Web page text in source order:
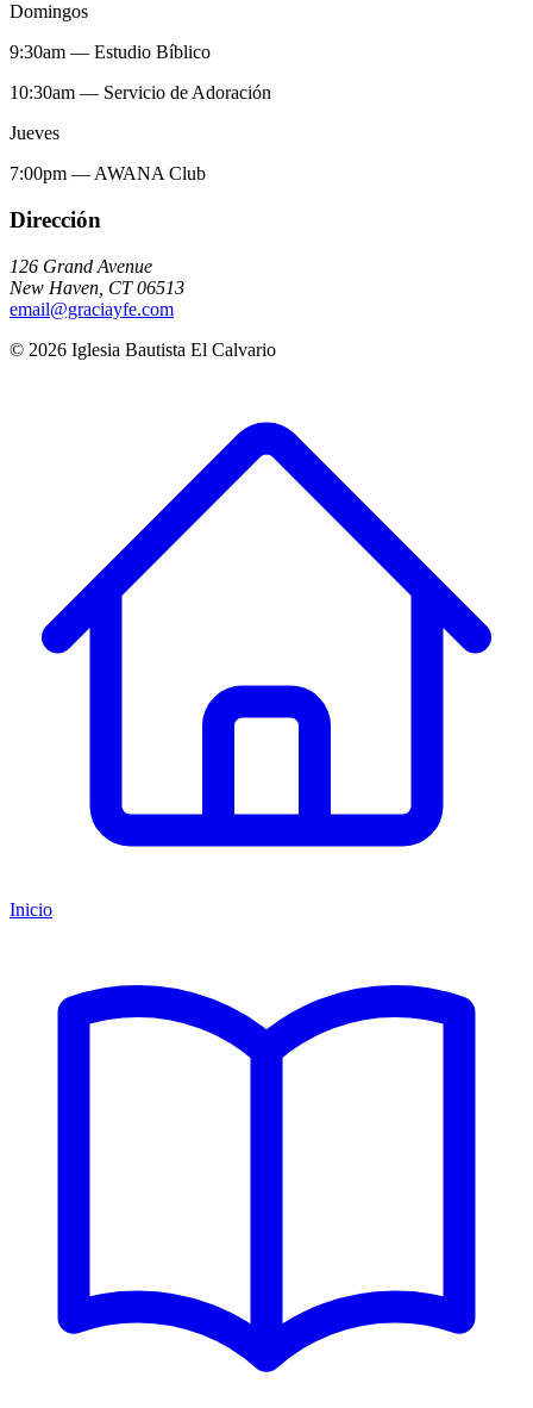
Domingos
9:30am — Estudio Bíblico
10:30am — Servicio de Adoración
Jueves
7:00pm — AWANA Club
Dirección
126 Grand Avenue
New Haven CT 06513
email@graciayfe.com
© 2026 Iglesia Bautista El Calvario
Inicio